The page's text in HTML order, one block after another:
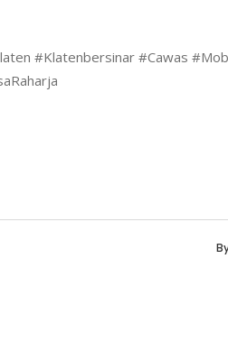
#Klatenbersinar #Cawas